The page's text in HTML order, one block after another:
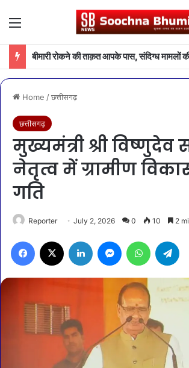
Menu
Home /छत्तीसगढ़
छत्तीसगढ़
मुख्यमंत्री श्री विष्णुदेव
नेतृत्व में ग्रामीण
गति
Reporter July 2, 2026 0 10 2
Facebook LinkedIn MessengerWhatsApp